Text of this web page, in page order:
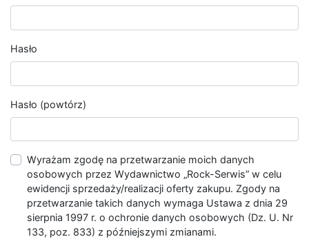
Hasło
Hasło (powtórz)
Wyrażam zgodę na przetwarzanie moich danych
osobowych przez Wydawnictwo „Rock-Serwis” w celu
ewidencji sprzedaży/realizacji oferty zakupu. Zgody na
przetwarzanie takich danych wymaga Ustawa z dnia 29
sierpnia 1997 r. o ochronie danych osobowych (Dz. U. Nr
133, poz. 833) z późniejszymi zmianami.